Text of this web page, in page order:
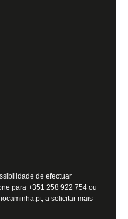
de efectuar
para +351 258 922 754 ou
a solicitar mais